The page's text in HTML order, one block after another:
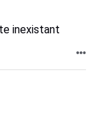
inexistant